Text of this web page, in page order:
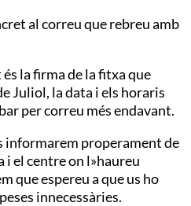
al correu que rebreu amb
la firma de la fitxa que
Juliol, la data i els horaris
per correu més endavant.
informarem properament de
i el centre on l»haureu
que espereu a que us ho
innecessàries.